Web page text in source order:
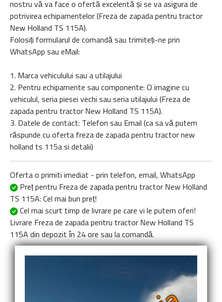
nostru vă va face o ofertă excelentă și se va asigura de
potrivirea echipamentelor (Freza de zapada pentru tractor
New Holland TS 115A).
Folosiți formularul de comandă sau trimiteți-ne prin
WhatsApp sau eMail:
1. Marca vehiculului sau a utilajului
2. Pentru echipamente sau componente: O imagine cu
vehiculul, seria piesei vechi sau seria utilajului (Freza de
zapada pentru tractor New Holland TS 115A).
3. Datele de contact: Telefon sau Email (ca sa vă putem
răspunde cu oferta freza de zapada pentru tractor new
holland ts 115a si detalii)
Oferta o primiti imediat - prin telefon, email, WhatsApp
Preț pentru Freza de zapada pentru tractor New Holland
TS 115A: Cel mai bun preț!
Cel mai scurt timp de livrare pe care vi le putem oferi!
Livrare Freza de zapada pentru tractor New Holland TS
115A din depozit în 24 ore sau la comandă.